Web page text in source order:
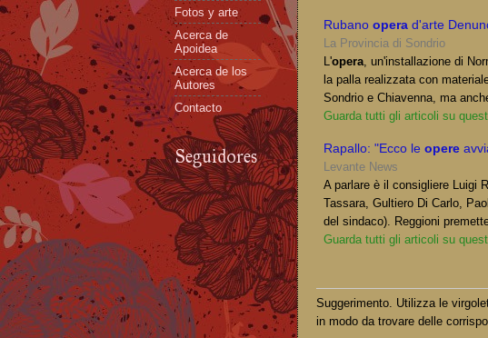
Rubano opera d'arte
La Provincia di Sondrio
L'opera , un'installazione di
la palla realizzata con
Sondrio e Chiavenna, ma
Guarda tutti gli articoli su
Rapallo: "Ecco le opere
Levante News
A parlare è il consigliere Luigi
Tassara, Gultiero Di Carlo,
del sindaco). Reggioni
Guarda tutti gli articoli su
Suggerimento. Utilizza le
in modo da trovare delle
Fotos y arte
Acerca de
Apoidea
Acerca de los
Autores
Contacto
Seguidores